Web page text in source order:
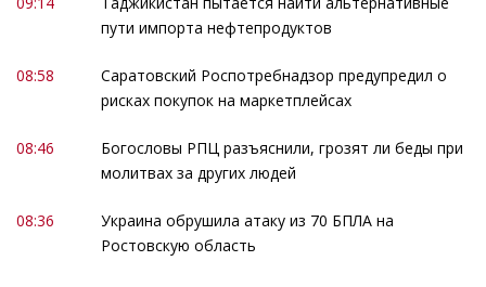
пути импорта нефтепродуктов
08:58
Саратовский Роспотребнадзор предупредил о
рисках покупок на маркетплейсах
08:46
Богословы РПЦ разъяснили, грозят ли беды при
молитвах за других людей
08:36
Украина обрушила атаку из 70 БПЛА на
Ростовскую область